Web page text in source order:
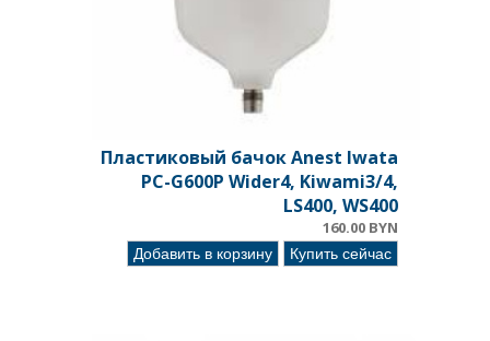
Пластиковый бачок Anest Iwata
PC-G600P Wider4, Kiwami3/4,
LS400, WS400
160.00 BYN
Добавить в корзину Купить сейчас